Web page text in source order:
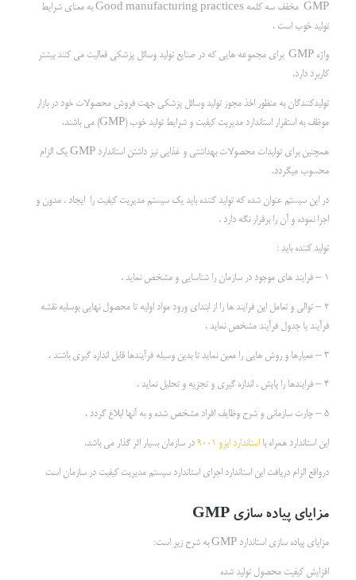
GMP مخفف سه کلمه Good manufacturing practices به معنای شرایط
تولید خوب است .
واژه GMP برای مجموعه هایی که در صنایع تولید وسائل پزشکی فعالیت می کنند بیشتر
کاربرد دارد.
تولیدکنندگان به منظور اخذ مجوز تولید وسائل پزشکی جهت فروش محصولات خود در بازار
موظف به استقرار استاندارد مدیریت کیفیت و شرایط تولید خوب (GMP) می باشند.
همچنین برای تولیدات محصولات بهداشتی و غذایی نیز داشتن استاندارد GMP یک الزام
محسوب میگردد.
در این سیستم عنوان شده که تولید کننده باید یک سیستم مدیریت کیفیت را ایجاد ، مدون و
اجرا نموده و آن را برقرار نگه دارد .
تولید کننده باید :
1 – فرایند های موجود در سازمان را شناسایی و مشخص نماید .
2 – توالی و تعامل این فرایند ها را از ابتدای ورود مواد اولیه تا محصول نهایی بوسلیه نقشه
فرآیند یا جدول فرآیند مشخص نماید .
3 – معیارها و روش هایی را معین نماید تا بدین وسیله فرآیندها قابل اندازه گیری باشند .
4 – فرایندها را پایش ، اندازه گیری و تجزیه و تحلیل نماید .
5 – چارت سازمانی و شرح وظایف افراد مشخص شده و به آنها ابلاغ گردد .
این استاندارد همراه با استاندارد ایزو 9001 در سازمان بسیار اثر گذار می باشد.
درواقع الزام دریافت این استاندارد اجرای استاندارد سیستم مدیریت کیفیت در سازمان است
مزایای پیاده سازی GMP
مزایای پیاده سازی استاندارد GMP به شرح زیر است:
افزایش کیفیت محصول تولید شده